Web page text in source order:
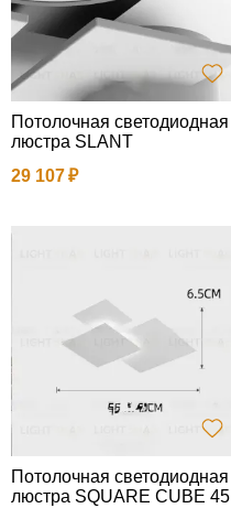
Потолочная светодиодная
люстра SLANT
29 107
Потолочная светодиодная
люстра SQUARE CUBE 45